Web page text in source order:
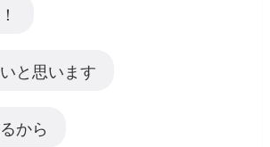
と思います
から